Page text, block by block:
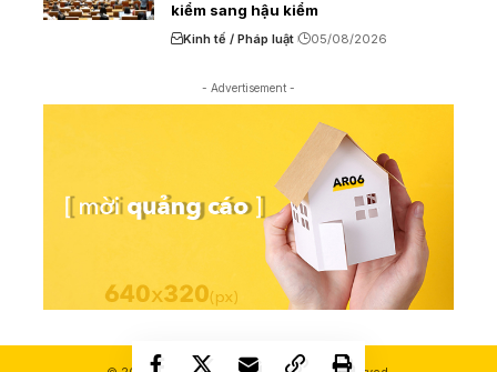
kiểm sang hậu kiểm
Kinh tế / Pháp luật 05/08/2026
- Advertisement -